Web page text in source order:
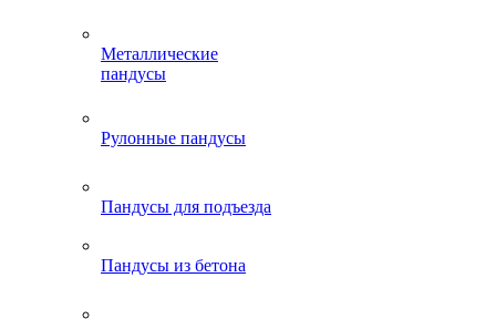
Металлические
пандусы
Рулонные пандусы
Пандусы для подъезда
Пандусы из бетона